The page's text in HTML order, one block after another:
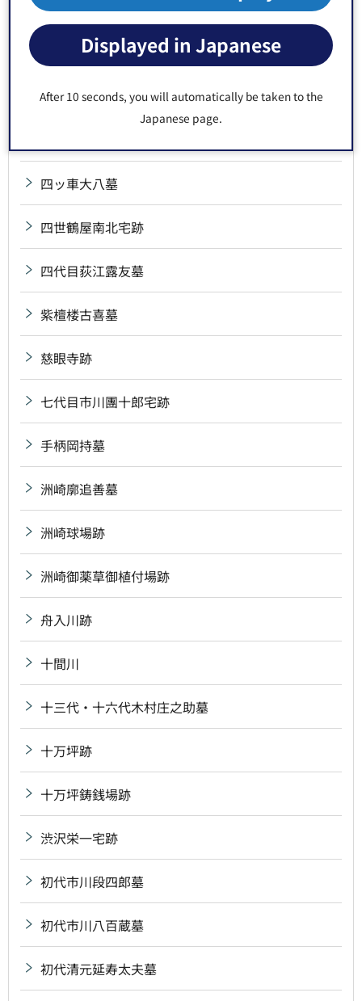
Displayed in Japanese
After 10 seconds, you will automatically be taken to the
Japanese page.
三代・四代・六代若松墓
三沢局墓
三野村利左衛門宅跡
四ッ車大八墓
四世鶴屋南北宅跡
四代目荻江露友墓
紫檀楼古喜墓
慈眼寺跡
七代目市川團十郎宅跡
手柄岡持墓
洲崎廓追善墓
洲崎球場跡
洲崎御薬草御植付場跡
舟入川跡
十間川
十三代・十六代木村庄之助墓
十万坪跡
十万坪鋳銭場跡
渋沢栄一宅跡
初代市川段四郎墓
初代市川八百蔵墓
初代清元延寿太夫墓